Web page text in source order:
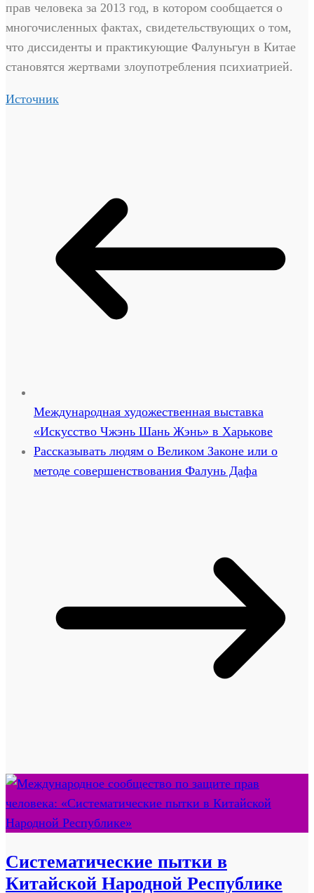
прав человека за 2013 год, в котором сообщается о
многочисленных фактах, свидетельствующих о том,
что диссиденты и практикующие Фалуньгун в Китае
становятся жертвами злоупотребления психиатрией.
Источник
Международная художественная выставка
«Искусство Чжэнь Шань Жэнь» в Харькове
Рассказывать людям о Великом Законе или о
методе совершенствования Фалунь Дафа
Систематические пытки в
Китайской Народной Республике